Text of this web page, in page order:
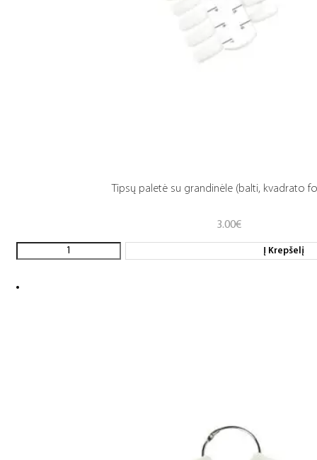
Tipsų paletė su grandinėle (balti, kvadrato
3.00€
Į Krepšelį